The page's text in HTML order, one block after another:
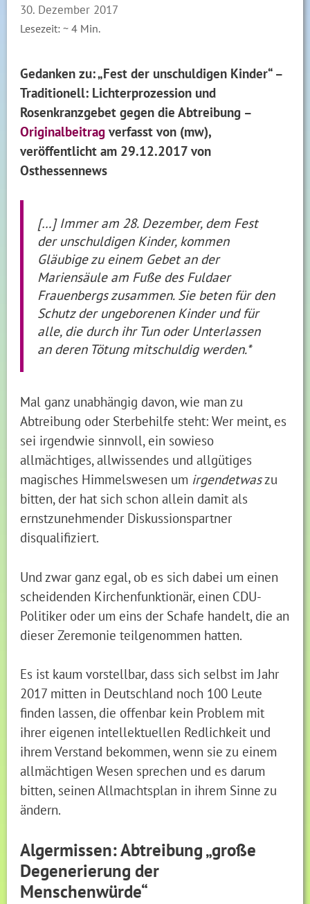
30. Dezember 2017
Lesezeit: ~4 Min.
Gedanken zu: „Fest der unschuldigen Kinder“ –
Traditionell: Lichterprozession und
Rosenkranzgebet gegen die Abtreibung –
Originalbeitrag verfasst von (mw),
veröffentlicht am 29.12.2017 von
Osthessennews
[…] Immer am 28. Dezember, dem Fest
der unschuldigen Kinder, kommen
Gläubige zu einem Gebet an der
Mariensäule am Fuße des Fuldaer
Frauenbergs zusammen. Sie beten für den
Schutz der ungeborenen Kinder und für
alle, die durch ihr Tun oder Unterlassen
an deren Tötung mitschuldig werden.*
Mal ganz unabhängig davon, wie man zu
Abtreibung oder Sterbehilfe steht: Wer meint, es
sei irgendwie sinnvoll, ein sowieso
allmächtiges, allwissendes und allgütiges
magisches Himmelswesen um irgendetwaszu
bitten, der hat sich schon allein damit als
ernstzunehmender Diskussionspartner
disqualifiziert.
Und zwar ganz egal, ob es sich dabei um einen
scheidenden Kirchenfunktionär, einen CDU-
Politiker oder um eins der Schafe handelt, die an
dieser Zeremonie teilgenommen hatten.
Es ist kaum vorstellbar, dass sich selbst im Jahr
2017 mitten in Deutschland noch 100 Leute
finden lassen, die offenbar kein Problem mit
ihrer eigenen intellektuellen Redlichkeit und
ihrem Verstand bekommen, wenn sie zu einem
allmächtigen Wesen sprechen und es darum
bitten, seinen Allmachtsplan in ihrem Sinne zu
ändern.
Algermissen: Abtreibung „große
Degenerierung der
Menschenwürde“